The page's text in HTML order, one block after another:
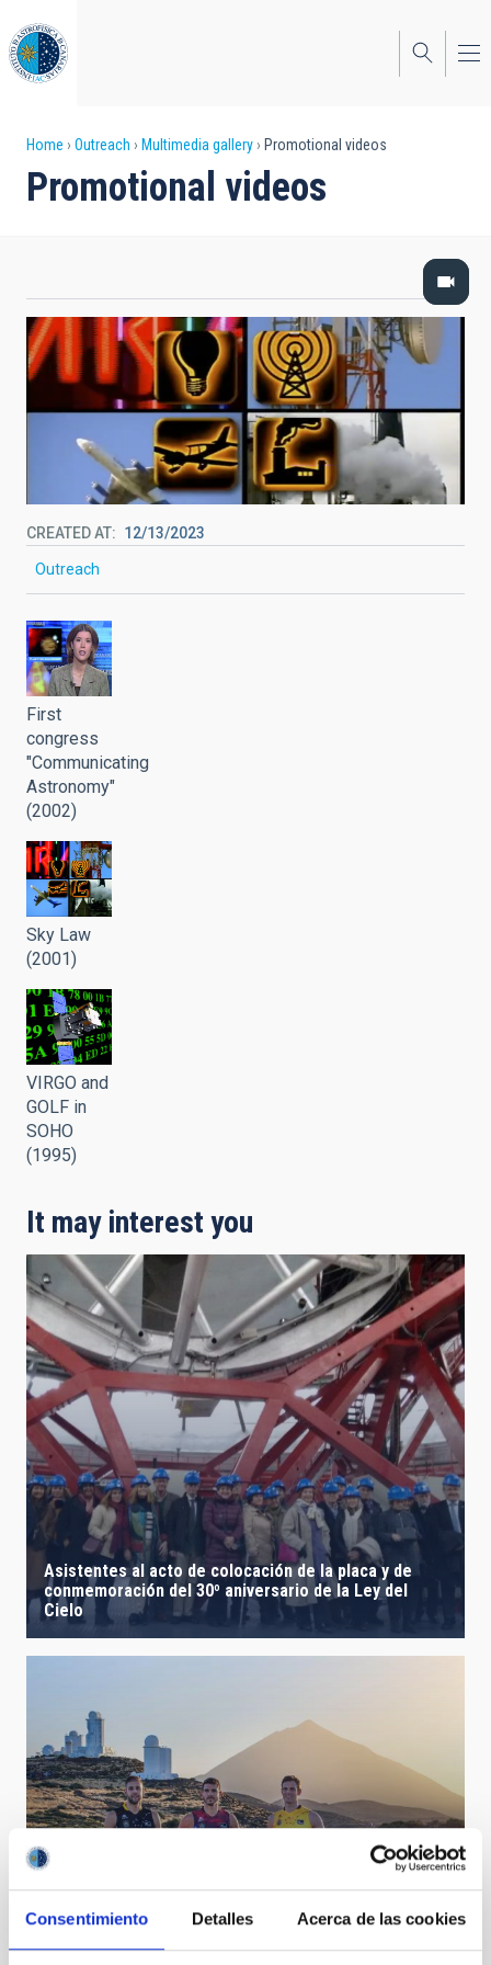
Consentimiento Detalles Acerca de las cookies
to
main
content
Breadcrumb
Home Outreach Multimedia gallery Promotional videos
Promotional videos
CREATED AT 12/13/2023
Outreach
First
congress
"Communicating
Astronomy"
(2002)
Sky Law
(2001)
VIRGO and
GOLF in
SOHO
(1995)
It may interest you
Asistentes al acto de colocación de la placa y de
conmemoración del 30º aniversario de la Ley del
Cielo